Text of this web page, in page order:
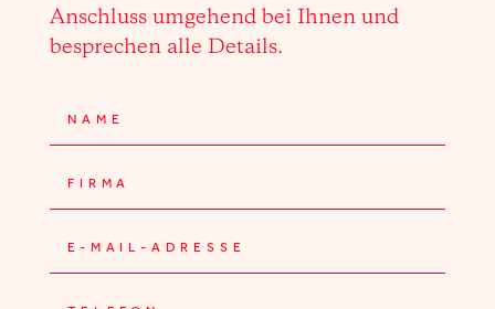
Anschluss umgehend bei Ihnen und
besprechen alle Details.